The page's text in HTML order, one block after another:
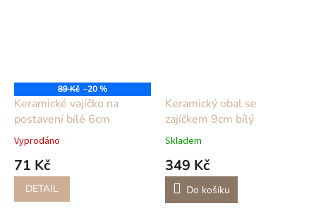
89 Kč –20 %
Keramické vajíčko na
postavení bílé 6cm
Vyprodáno
71 Kč
DETAIL
Keramický obal se
zajíčkem 9cm bílý
Skladem
349 Kč
Do košíku